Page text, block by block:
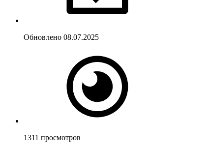
Обновлено 08.07.2025
1311 просмотров